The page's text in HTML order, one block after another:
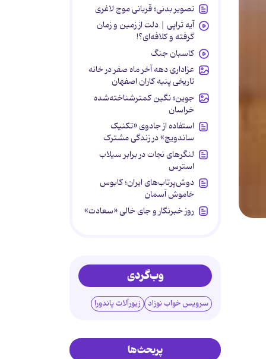
تصویر بدنی؛ قربانی موج لاغری
آیه تراپی | دلت از زمین و زمان
گرفته و کلافه‌ای؟!
کاسبان جنگ
عزاداری دهه آخر ماه صفر در خانه
تاریخی پنبه کاران اصفهان
جوین؛ نگین کمترشناخته‌شده
خراسان
استفاده از جادوی «تکنیک
ساندویچ» در زندگی مشترک
لنگرهای نجات در برابر سیلاب
استرس
دوش‌پرتاب‌های ایران؛ کابوس
خاموش آسمان
روز خبرنگار و جای خالی «سعادت»
وب‌گردی
سرویس خواب نوزاد زیورآلات پاندورا
پربحث‌ها